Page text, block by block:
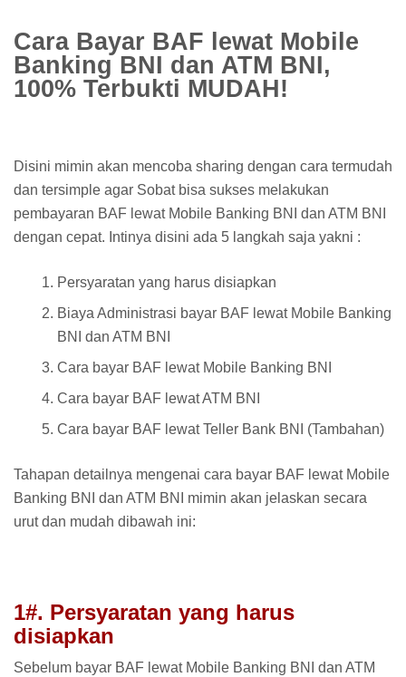
Cara Bayar BAF lewat Mobile
Banking BNI dan ATM BNI,
100% Terbukti MUDAH!
Disini mimin akan mencoba sharing dengan cara termudah
dan tersimple agar Sobat bisa sukses melakukan
pembayaran BAF lewat Mobile Banking BNI dan ATM BNI
dengan cepat. Intinya disini ada 5 langkah saja yakni :
Persyaratan yang harus disiapkan
Biaya Administrasi bayar BAF lewat Mobile Banking
BNI dan ATM BNI
Cara bayar BAF lewat Mobile Banking BNI
Cara bayar BAF lewat ATM BNI
Cara bayar BAF lewat Teller Bank BNI (Tambahan)
Tahapan detailnya mengenai cara bayar BAF lewat Mobile
Banking BNI dan ATM BNI mimin akan jelaskan secara
urut dan mudah dibawah ini:
1#. Persyaratan yang harus
disiapkan
Sebelum bayar BAF lewat Mobile Banking BNI dan ATM